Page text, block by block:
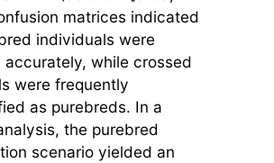
matrices indicated
individuals were
accurately, while crossed
were frequently
as purebreds. In a
the purebred
scenario yielded an